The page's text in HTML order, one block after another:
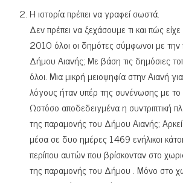
Η ιστορία πρέπει να γραφεί σωστά.
Δεν πρέπει να ξεχάσουμε τι και πώς είχε
2010 όλοι οι δημότες σύμφωνοι με
Δήμου Αιανής; Με βάση τις δημόσιες
όλοι. Μια μικρή μειοψηφία στην Αιανή
λόγους ήταν υπέρ της συνένωσης με
Ωστόσο αποδεδειγμένα η συντριπτική
της παραμονής του Δήμου Αιανής;
μέσα σε δυο ημέρες 1469 ενήλικοι
περίπου αυτών που βρίσκονταν στο
της παραμονής του Δήμου . Μόνο στο